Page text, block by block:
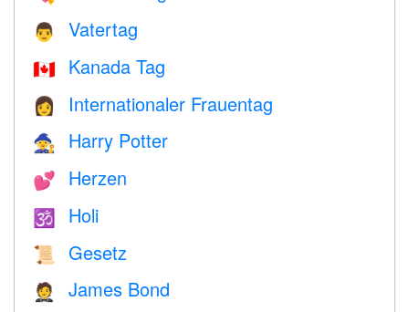
👨 Vatertag
🇨🇦 Kanada Tag
👩 Internationaler Frauentag
🧙 Harry Potter
💕 Herzen
🕉 Holi
📜 Gesetz
🤵 James Bond